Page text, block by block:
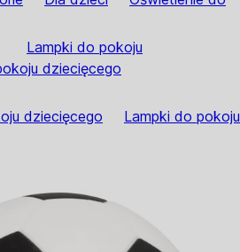
Lampki do pokoju
dziecięcego
dziecięcego
Lampki do pokoju